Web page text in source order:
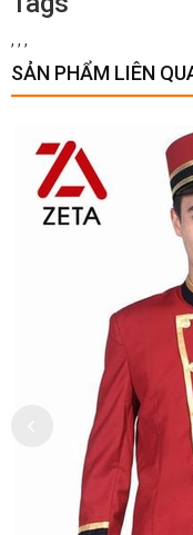
, , ,
SẢN PHẨM LIÊN